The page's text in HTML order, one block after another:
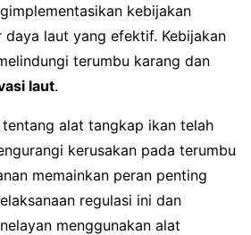
kebijakan
daya laut yang efektif. Kebijakan
terumbu karang dan
laut.
alat tangkap ikan telah
kerusakan pada terumbu
memainkan peran penting
regulasi ini dan
menggunakan alat